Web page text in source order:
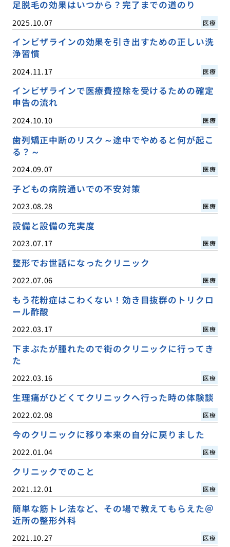
足脱毛の効果はいつから？完了までの道のり
2025.10.07 医療
インビザラインの効果を引き出すための正しい洗
浄習慣
2024.11.17 医療
インビザラインで医療費控除を受けるための確定
申告の流れ
2024.10.10 医療
歯列矯正中断のリスク～途中でやめると何が起こ
る？～
2024.09.07 医療
子どもの病院通いでの不安対策
2023.08.28 医療
設備と設備の充実度
2023.07.17 医療
整形でお世話になったクリニック
2022.07.06 医療
もう花粉症はこわくない！効き目抜群のトリクロ
ール酢酸
2022.03.17 医療
下まぶたが腫れたので街のクリニックに行ってき
た
2022.03.16 医療
生理痛がひどくてクリニックへ行った時の体験談
2022.02.08 医療
今のクリニックに移り本来の自分に戻りました
2022.01.04 医療
クリニックでのこと
2021.12.01 医療
簡単な筋トレ法など、その場で教えてもらえた＠
近所の整形外科
2021.10.27 医療